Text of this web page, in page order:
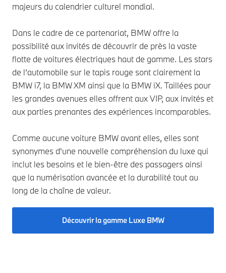
majeurs du calendrier culturel mondial.
Dans le cadre de ce partenariat, BMW offre la
possibilité aux invités de découvrir de près la vaste
flotte de voitures électriques haut de gamme. Les stars
de l’automobile sur le tapis rouge sont clairement la
BMW i7, la BMW XM ainsi que la BMW iX. Taillées pour
les grandes avenues elles offrent aux VIP, aux invités et
aux parties prenantes des expériences incomparables.
Comme aucune voiture BMW avant elles, elles sont
synonymes d'une nouvelle compréhension du luxe qui
inclut les besoins et le bien-être des passagers ainsi
que la numérisation avancée et la durabilité tout au
long de la chaîne de valeur.
Découvrir la gamme Luxe BMW